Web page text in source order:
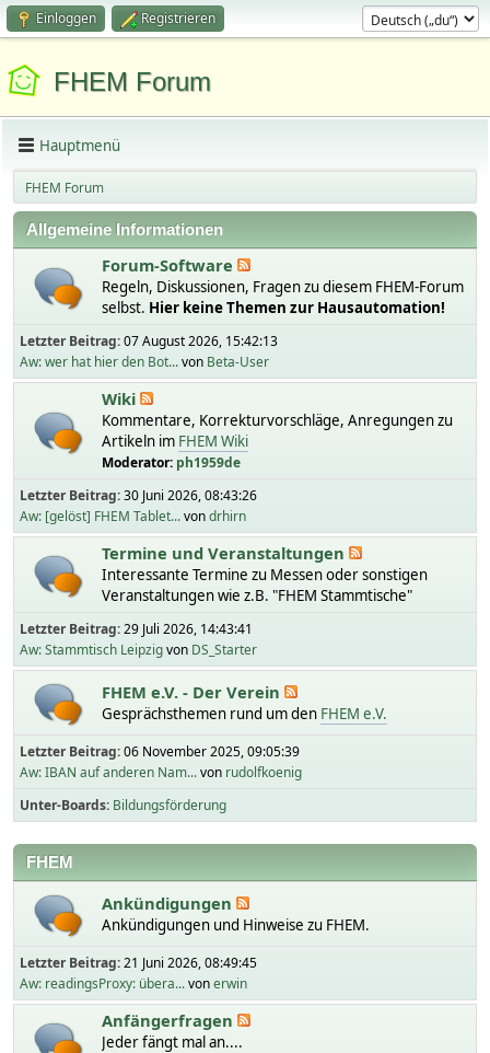
Einloggen Registrieren
FHEM Forum
Hauptmenü
FHEM Forum
Allgemeine Informationen
Forum-Software
Regeln, Diskussionen, Fragen zu diesem FHEM-Forum
selbst. Hier keine Themen zur Hausautomation!
Letzter Beitrag:07 August 2026, 15:42:13
Aw: wer hat hier den Bot...von Beta-User
Wiki
Kommentare, Korrekturvorschläge, Anregungen zu
Artikeln im FHEM Wiki
Moderator: ph1959de
Letzter Beitrag:30 Juni 2026, 08:43:26
Aw: [gelöst] FHEM Tablet...vondrhirn
Termine und Veranstaltungen
Interessante Termine zu Messen oder sonstigen
Veranstaltungen wie z.B. "FHEM Stammtische"
Letzter Beitrag:29 Juli 2026, 14:43:41
Aw: Stammtisch Leipzigvon DS_Starter
FHEM e.V. - Der Verein
Gesprächsthemen rund um den FHEM e.V.
Letzter Beitrag:06 November 2025, 09:05:39
Aw: IBAN auf anderen Nam...von rudolfkoenig
Unter-Boards Bildungsförderung
FHEM
Ankündigungen
Ankündigungen und Hinweise zu FHEM.
Letzter Beitrag:21 Juni 2026, 08:49:45
Aw: readingsProxy: übera...vonerwin
Anfängerfragen
Jeder fängt mal an....